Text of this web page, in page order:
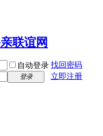
自动登录 找回密码
登录
立即注册